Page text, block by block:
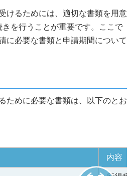
けるためには、適切な書類を用意
きを行うことが重要です。ここで
に必要な書類と申請期間について
ために必要な書類は、以下のとお
内容